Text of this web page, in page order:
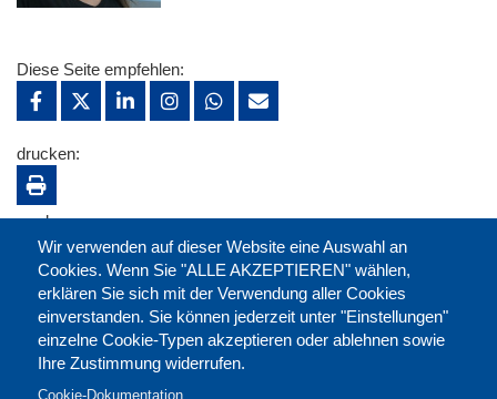
Wir verwenden auf dieser Website eine Auswahl an
Cookies. Wenn Sie "ALLE AKZEPTIEREN" wählen,
erklären Sie sich mit der Verwendung aller Cookies
einverstanden. Sie können jederzeit unter "Einstellungen"
einzelne Cookie-Typen akzeptieren oder ablehnen sowie
Ihre Zustimmung widerrufen.
Cookie-Dokumentation
Diese Seite empfehlen:
drucken:
merken: